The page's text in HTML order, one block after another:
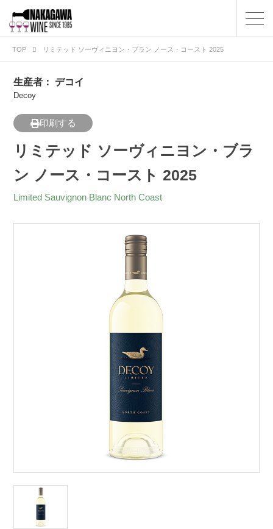
TOP リミテッド ソーヴィニヨン・ブラン ノース・コースト 2025
生産者： デコイ
Decoy
印刷する
リミテッド ソーヴィニヨン・ブラ
ン ノース・コースト 2025
Limited Sauvignon Blanc North Coast